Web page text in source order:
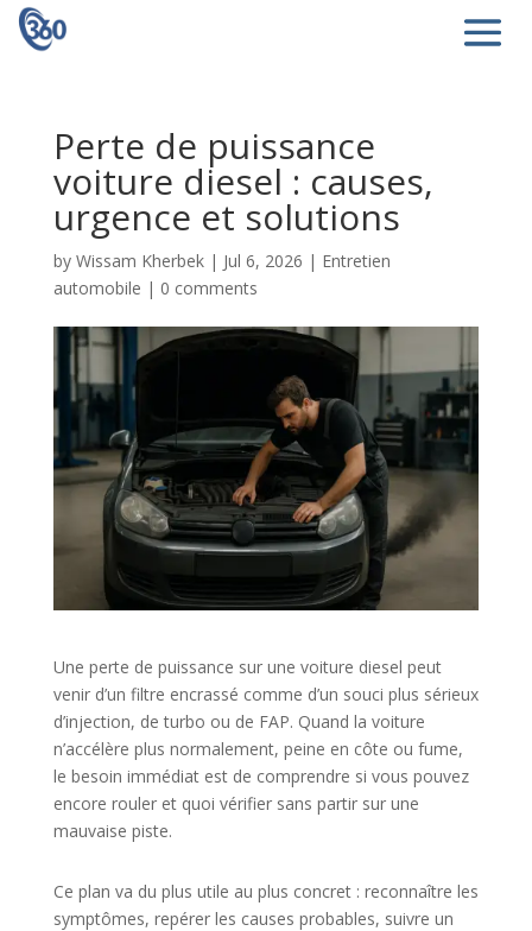
Perte de puissance
voiture diesel : causes,
urgence et solutions
by Wissam Kherbek| Jul 6, 2026 | Entretien
automobile | 0 comments
Une perte de puissance sur une voiture diesel peut
venir d’un filtre encrassé comme d’un souci plus sérieux
d’injection, de turbo ou de FAP. Quand la voiture
n’accélère plus normalement, peine en côte ou fume,
le besoin immédiat est de comprendre si vous pouvez
encore rouler et quoi vérifier sans partir sur une
mauvaise piste.
Ce plan va du plus utile au plus concret : reconnaître les
symptômes, repérer les causes probables, suivre un